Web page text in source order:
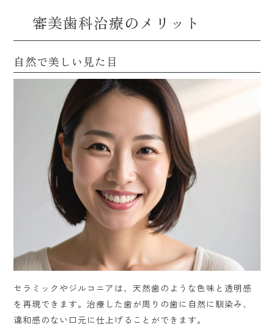
審美歯科治療のメリット
自然で美しい見た目
セラミックやジルコニアは、天然歯のような色味と透明感
を再現できます。治療した歯が周りの歯に自然に馴染み、
違和感のない口元に仕上げることができます。